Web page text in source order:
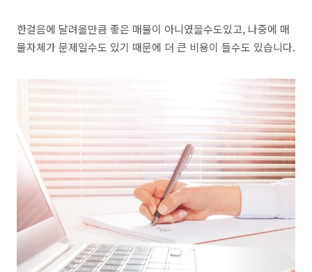
한걸음에 달려올만큼 좋은 매물이 아니였을수도있고, 나중에 매
물자체가 문제일수도 있기 때문에 더 큰 비용이 들수도 있습니다.